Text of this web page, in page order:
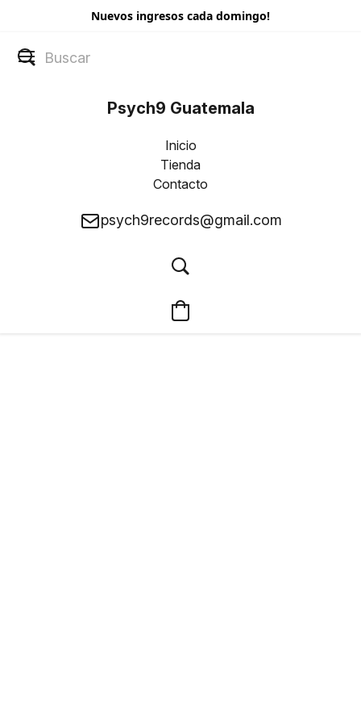
Nuevos ingresos cada domingo!
Psych9 Guatemala
Inicio
Tienda
Contacto
psych9records@gmail.com